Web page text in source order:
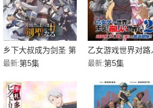
乡下大叔成为剑圣 第
二季
最新:第5集
乙女游戏世界对路
角色很不友好 第二
最新:第5集